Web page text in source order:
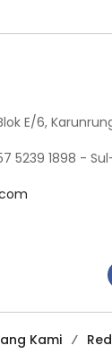
E/6,
5239 1898 -
Kami